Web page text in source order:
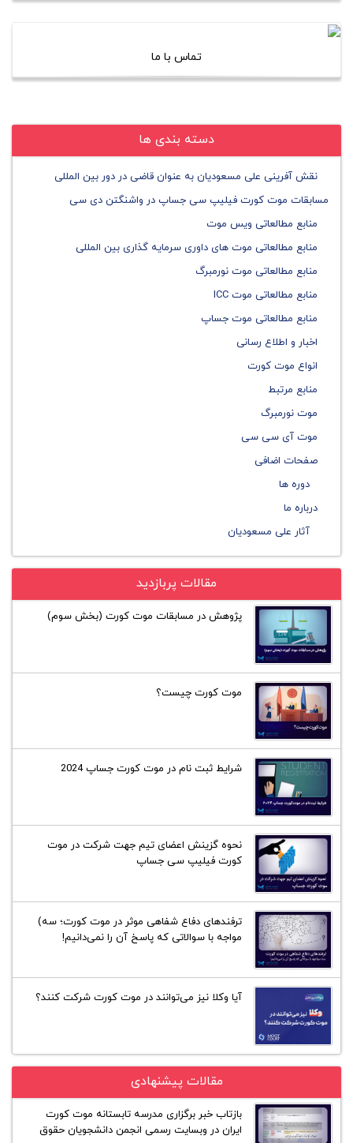
تماس با ما
دسته بندی ها
نقش آفرینی علی مسعودیان به عنوان قاضی در دور بین المللی
مسابقات موت کورت فیلیپ سی جساپ در واشنگتن دی سی
منابع مطالعاتی ویس موت
منابع مطالعاتی موت های داوری سرمایه گذاری بین المللی
منابع مطالعاتی موت نورمبرگ
منابع مطالعاتی موت ICC
منابع مطالعاتی موت جساپ
اخبار و اطلاع رسانی
انواع موت کورت
منابع مرتبط
موت نورمبرگ
موت آی سی سی
صفحات اضافی
دوره ها
درباره ما
آثار علی مسعودیان
مقالات پربازدید
پژوهش در مسابقات موت کورت (بخش سوم)
موت کورت چیست؟
شرایط ثبت نام در موت کورت جساپ 2024
نحوه گزینش اعضای تیم جهت شرکت در موت
کورت فیلیپ سی جساپ
ترفند‌های دفاع شفاهی موثر در موت کورت؛ سه)
مواجه با سوالاتی که پاسخ آن را نمی‌دانیم!
آیا وکلا نیز می‌توانند در موت کورت شرکت کنند؟
مقالات پیشنهادی
بازتاب خبر برگزاری مدرسه تابستانه موت کورت
ایران در وبسایت رسمی انجمن دانشجویان حقوق